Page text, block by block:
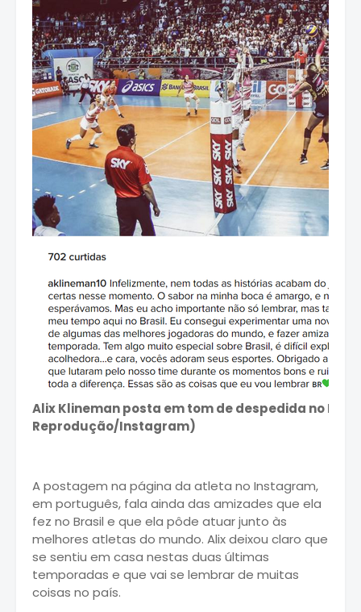
Alix Klineman posta em tom de despedida no
Reprodução/Instagram)
A postagem na página da atleta no Instagram,
em português, fala ainda das amizades que ela
fez no Brasil e que ela pôde atuar junto às
melhores atletas do mundo. Alix deixou claro que
se sentiu em casa nestas duas últimas
temporadas e que vai se lembrar de muitas
coisas no país.